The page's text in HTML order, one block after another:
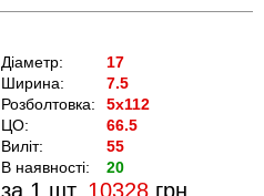
Діаметр:
17
Ширина:
7.5
Розболтовка:
5x112
ЦО:
66.5
Виліт:
55
В наявності:
20
за 1 шт. 10328 грн.